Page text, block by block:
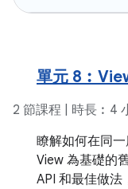
單元
2 節課程 | 時長︰4
瞭解如何在同
View 為基礎的
API 和最佳做法